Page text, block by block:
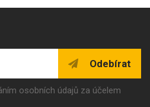
Odebírat
osobních údajů za účelem